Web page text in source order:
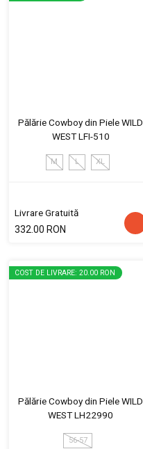
Pălărie Cowboy din Piele WILD
WEST LFI-510
M L XL
Livrare Gratuită
332.00 RON
COST DE LIVRARE: 20.00 RON
Pălărie Cowboy din Piele WILD
WEST LH22990
56-57